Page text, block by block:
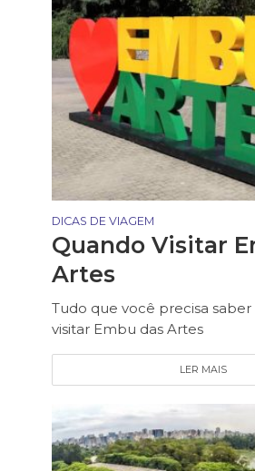
DICAS DE VIAGEM
Quando Visitar
Artes
Tudo que você precisa
visitar Embu das Artes
LER MAIS